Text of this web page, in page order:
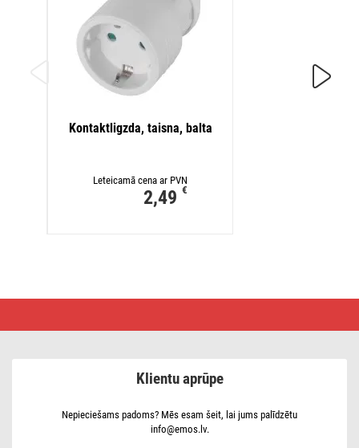
Kontaktligzda, taisna, balta
Leteicamā cena ar PVN
2,49 €
Klientu aprūpe
Nepieciešams padoms? Mēs esam šeit, lai jums palīdzētu
info@emos.lv.